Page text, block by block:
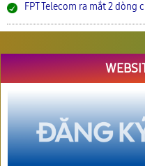
FPT Telecom ra mắt 2 dòng